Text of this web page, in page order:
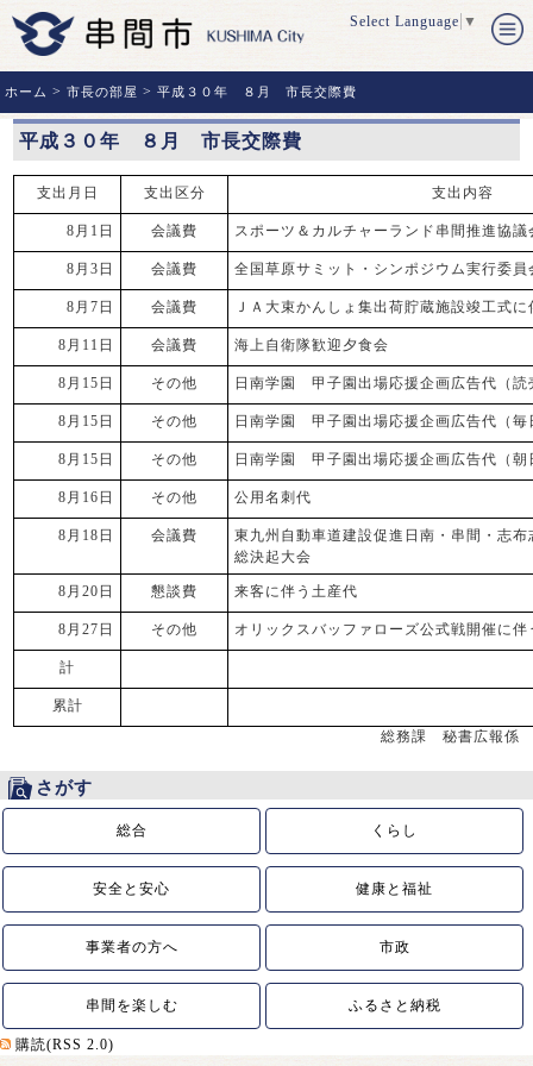
Select Language ▼
ホーム >市長の部屋 >平成３０年 ８月 市長交際費
平成３０年 ８月 市長交際費
支出月日 支出区分 支出内容
8月1日 会議費 スポーツ＆カルチャーランド串間推進協議
8月3日 会議費 全国草原サミット・シンポジウム実行委員
8月7日 会議費 ＪＡ大束かんしょ集出荷貯蔵施設竣工式
8月11日 会議費 海上自衛隊歓迎夕食会
8月15日 その他 日南学園 甲子園出場応援企画広告代（読
8月15日 その他 日南学園 甲子園出場応援企画広告代（毎
8月15日 その他 日南学園 甲子園出場応援企画広告代（朝
8月16日 その他 公用名刺代
8月18日 会議費
東九州自動車道建設促進日南・串間・志布
総決起大会
8月20日 懇談費 来客に伴う土産代
8月27日 その他 オリックスバッファローズ公式戦開催に伴
計
累計
総務課 秘書広報係
さがす
総合 くらし
安全と安心 健康と福祉
事業者の方へ 市政
串間を楽しむ ふるさと納税
購読(RSS 2.0)